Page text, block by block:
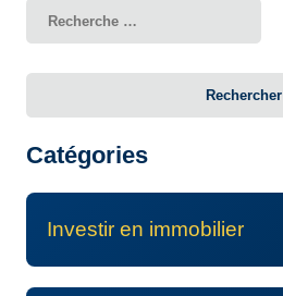
Rechercher
Catégories
Investir en immobilier